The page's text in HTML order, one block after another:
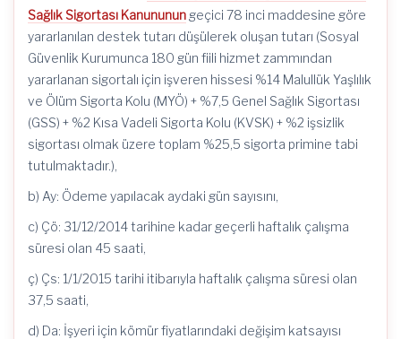
Sağlık Sigortası Kanununun geçici 78 inci maddesine göre
yararlanılan destek tutarı düşülerek oluşan tutarı (Sosyal
Güvenlik Kurumunca 180 gün fiili hizmet zammından
yararlanan sigortalı için işveren hissesi %14 Malullük Yaşlılık
ve Ölüm Sigorta Kolu (MYÖ) + %7,5 Genel Sağlık Sigortası
(GSS) + %2 Kısa Vadeli Sigorta Kolu (KVSK) + %2 işsizlik
sigortası olmak üzere toplam %25,5 sigorta primine tabi
tutulmaktadır.),
b) Ay: Ödeme yapılacak aydaki gün sayısını,
c) Çö: 31/12/2014 tarihine kadar geçerli haftalık çalışma
süresi olan 45 saati,
ç) Çs: 1/1/2015 tarihi itibarıyla haftalık çalışma süresi olan
37,5 saati,
d) Da: İşyeri için kömür fiyatlarındaki değişim katsayısı